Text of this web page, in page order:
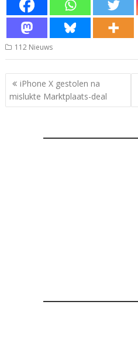
112 Nieuws
Bericht
navigatie
iPhone X gestolen na
mislukte Marktplaats-deal